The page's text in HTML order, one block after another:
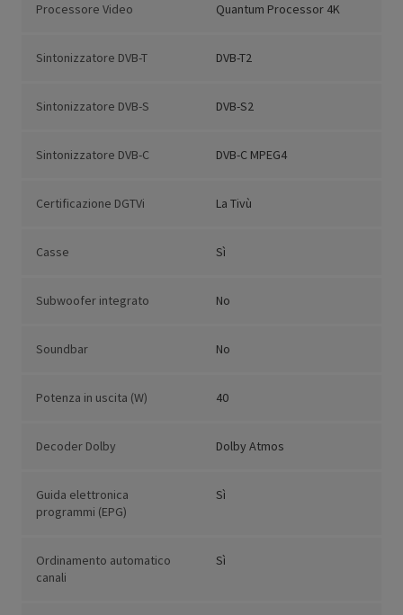
Processore Video Quantum Processor 4K
Sintonizzatore DVB-T DVB-T2
Sintonizzatore DVB-S DVB-S2
Sintonizzatore DVB-C DVB-C MPEG4
Certificazione DGTVi La Tivù
Casse Sì
Subwoofer integrato No
Soundbar No
Potenza in uscita (W) 40
Decoder Dolby Dolby Atmos
Guida elettronica
programmi (EPG)
Sì
Ordinamento automatico
canali
Sì